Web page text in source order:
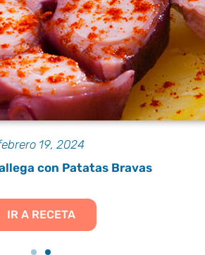
19, 2024
con Patatas Bravas
IR A RECETA